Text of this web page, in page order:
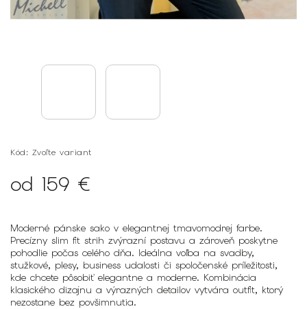
Kód: Zvoľte variant
od 159 €
Moderné pánske sako v elegantnej tmavomodrej farbe.
Precízny slim fit strih zvýrazní postavu a zároveň poskytne
pohodlie počas celého dňa. Ideálna voľba na svadby,
stužkové, plesy, business udalosti či spoločenské príležitosti,
kde chcete pôsobiť elegantne a moderne. Kombinácia
klasického dizajnu a výrazných detailov vytvára outfit, ktorý
nezostane bez povšimnutia.